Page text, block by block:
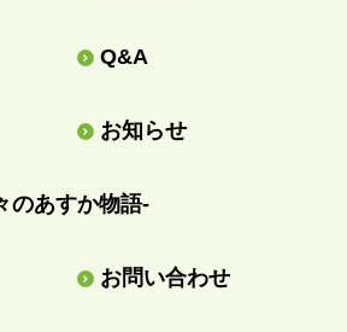
Q&A
お知らせ
のあすか物語-
お問い合わせ